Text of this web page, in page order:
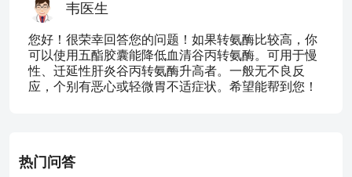
韦医生
您好！很荣幸回答您的问题！如果转氨酶比较高，你
可以使用五酯胶囊能降低血清谷丙转氨酶。可用于慢
性、迁延性肝炎谷丙转氨酶升高者。一般无不良反
应，个别有恶心或轻微胃不适症状。希望能帮到您！
热门问答